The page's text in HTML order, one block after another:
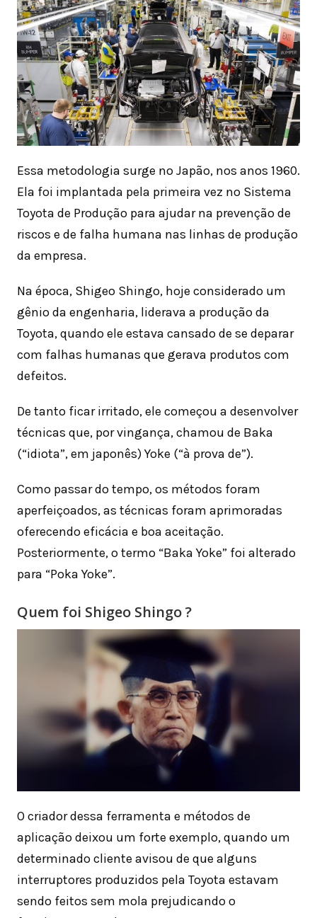
Essa metodologia surge no Japão, nos anos 1960.
Ela foi implantada pela primeira vez no Sistema
Toyota de Produção para ajudar na prevenção de
riscos e de falha humana nas linhas de produção
da empresa.
Na época, Shigeo Shingo, hoje considerado um
gênio da engenharia, liderava a produção da
Toyota, quando ele estava cansado de se deparar
com falhas humanas que gerava produtos com
defeitos.
De tanto ficar irritado, ele começou a desenvolver
técnicas que, por vingança, chamou de Baka
(“idiota”, em japonês) Yoke (“à prova de”).
Como passar do tempo, os métodos foram
aperfeiçoados, as técnicas foram aprimoradas
oferecendo eficácia e boa aceitação.
Posteriormente, o termo “Baka Yoke” foi alterado
para “Poka Yoke”.
Quem foi Shigeo Shingo ?
O criador dessa ferramenta e métodos de
aplicação deixou um forte exemplo, quando um
determinado cliente avisou de que alguns
interruptores produzidos pela Toyota estavam
sendo feitos sem mola prejudicando o